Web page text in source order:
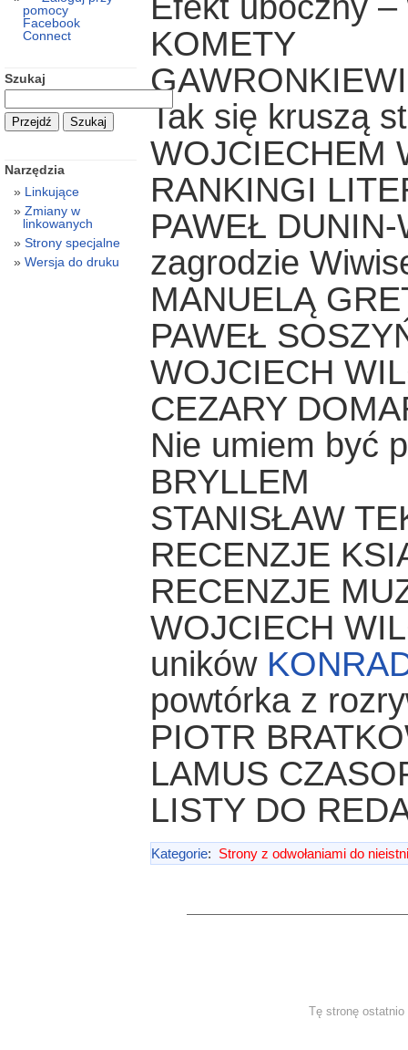
KOMETY
Tak się kruszą
WOJCIECHEM
RANKINGI
PAWEŁ
zagrodzie
MANUELĄ
PAWEŁ
WOJCIECH
CEZARY
Nie umiem być
BRYLLEM
STANISŁAW
RECENZJE
RECENZJE
WOJCIECH
uników
powtórka z
PIOTR
LAMUS
LISTY DO
Kategorie: Strony z odwołaniami do
pomocy
Facebook
Connect
Szukaj
Narzędzia
Linkujące
Zmiany w
linkowanych
Strony specjalne
Wersja do druku
Tę stronę